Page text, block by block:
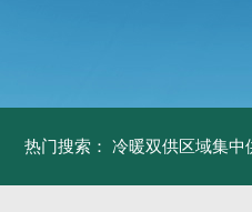
热门搜索： 冷暖双供区域集中